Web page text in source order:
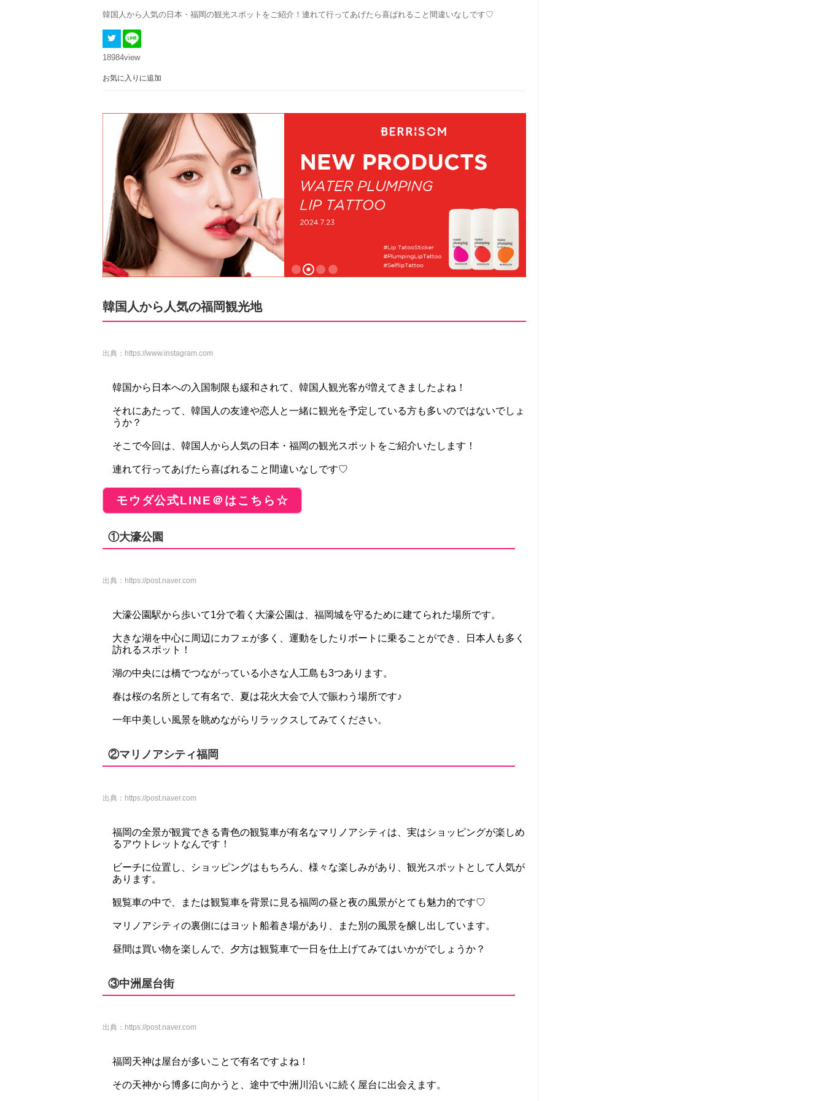
韓国人から人気の日本・福岡の観光スポットをご紹介！連れて行ってあげたら喜ばれること間違いなしです♡
18984view
お気に入りに追加
韓国人から人気の福岡観光地
出典： https://www.instagram.com
韓国から日本への入国制限も緩和されて、韓国人観光客が増えてきましたよね！
それにあたって、韓国人の友達や恋人と一緒に観光を予定している方も多いのではないでしょ
うか？
そこで今回は、韓国人から人気の日本・福岡の観光スポットをご紹介いたします！
連れて行ってあげたら喜ばれること間違いなしです♡
モウダ公式LINE＠はこちら☆
①大濠公園
出典： https://post.naver.com
大濠公園駅から歩いて1分で着く大濠公園は、福岡城を守るために建てられた場所です。
大きな湖を中心に周辺にカフェが多く、運動をしたりボートに乗ることができ、日本人も多く
訪れるスポット！
湖の中央には橋でつながっている小さな人工島も3つあります。
春は桜の名所として有名で、夏は花火大会で人で賑わう場所です♪
一年中美しい風景を眺めながらリラックスしてみてください。
②マリノアシティ福岡
出典： https://post.naver.com
福岡の全景が観賞できる青色の観覧車が有名なマリノアシティは、実はショッピングが楽しめ
るアウトレットなんです！
ビーチに位置し、ショッピングはもちろん、様々な楽しみがあり、観光スポットとして人気が
あります。
観覧車の中で、または観覧車を背景に見る福岡の昼と夜の風景がとても魅力的です♡
マリノアシティの裏側にはヨット船着き場があり、また別の風景を醸し出しています。
昼間は買い物を楽しんで、夕方は観覧車で一日を仕上げてみてはいかがでしょうか？
③中洲屋台街
出典： https://post.naver.com
福岡天神は屋台が多いことで有名ですよね！
その天神から博多に向かうと、途中で中洲川沿いに続く屋台に出会えます。